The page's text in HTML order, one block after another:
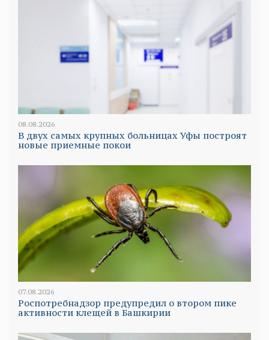
08.08.2026
В двух самых крупных больницах Уфы построят
новые приемные покои
07.08.2026
Роспотребнадзор предупредил о втором пике
активности клещей в Башкирии